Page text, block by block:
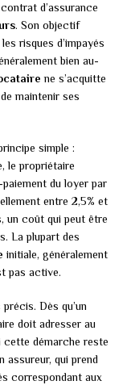
d’assurance
. Son objectif
risques d’impayés
bien au-
ne s’acquitte
maintenir ses
simple :
le propriétaire
du loyer par
entre 2,5% et
un coût qui peut être
La plupart des
initiale, généralement
pas active.
Dès qu’un
doit adresser au
cette démarche reste
assureur, qui prend
correspondant aux